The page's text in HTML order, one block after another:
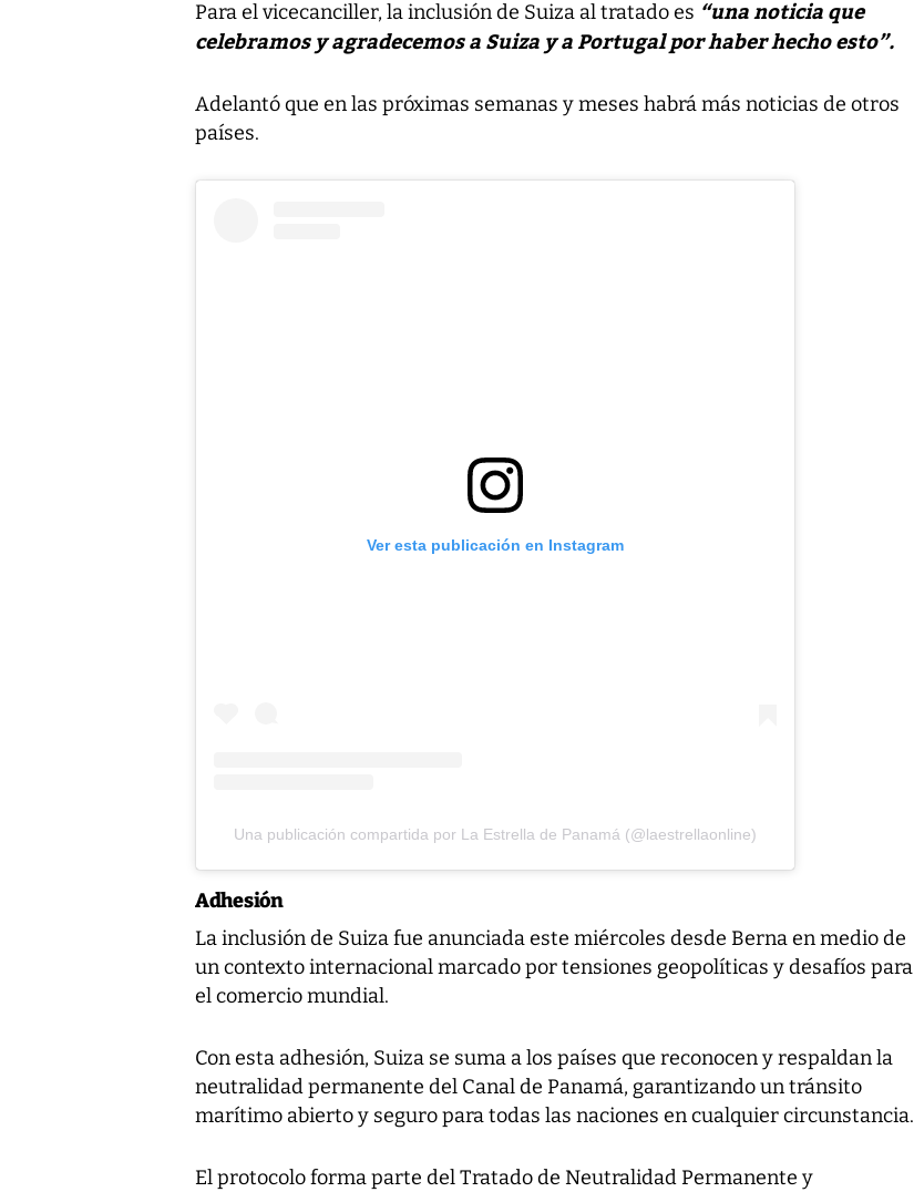
Para el vicecanciller, la inclusión de Suiza al tratado es “una noticia que
celebramos y agradecemos a Suiza y a Portugal por haber hecho esto”.
Adelantó que en las próximas semanas y meses habrá más noticias de otros
países.
Ver esta publicación en Instagram
Una publicación compartida por La Estrella de Panamá (@laestrellaonline)
Adhesión
La inclusión de Suiza fue anunciada este miércoles desde Berna en medio de
un contexto internacional marcado por tensiones geopolíticas y desafíos para
el comercio mundial.
Con esta adhesión, Suiza se suma a los países que reconocen y respaldan la
neutralidad permanente del Canal de Panamá, garantizando un tránsito
marítimo abierto y seguro para todas las naciones en cualquier circunstancia.
El protocolo forma parte del Tratado de Neutralidad Permanente y